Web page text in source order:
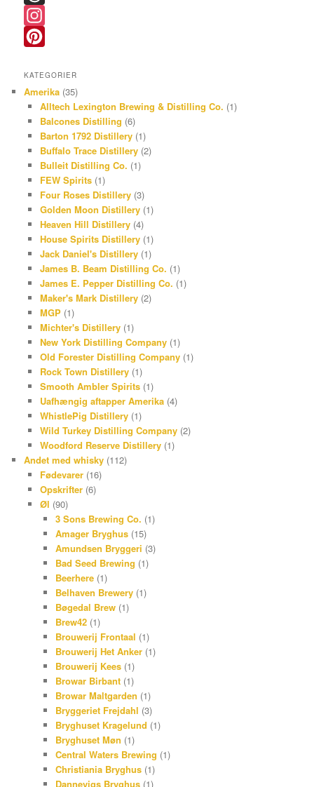
a
c
b
o
T
h
e
d
I
s
a
a
m
i
e
s
KATEGORIER
Amerika (35)
Alltech Lexington Brewing & Distilling Co. (1)
Balcones Distilling (6)
Barton 1792 Distillery(1)
Buffalo Trace Distillery(2)
Bulleit Distilling Co. (1)
FEW Spirits(1)
Four Roses Distillery(3)
Golden Moon Distillery(1)
Heaven Hill Distillery(4)
House Spirits Distillery(1)
Jack Daniel's Distillery(1)
James B. Beam Distilling Co. (1)
James E. Pepper Distilling Co. (1)
Maker's Mark Distillery(2)
MGP(1)
Michter's Distillery(1)
New York Distilling Company(1)
Old Forester Distilling Company(1)
Rock Town Distillery(1)
Smooth Ambler Spirits(1)
Uafhængig aftapper Amerika(4)
WhistlePig Distillery(1)
Wild Turkey Distilling Company(2)
Woodford Reserve Distillery(1)
Andet med whisky (112)
Fødevarer(16)
Opskrifter(6)
Øl (90)
3 Sons Brewing Co. (1)
Amager Bryghus (15)
Amundsen Bryggeri (3)
Bad Seed Brewing (1)
Beerhere (1)
Belhaven Brewery (1)
Bøgedal Brew (1)
Brew42 (1)
Brouwerij Frontaal (1)
Brouwerij Het Anker (1)
Brouwerij Kees (1)
Browar Birbant (1)
Browar Maltgarden (1)
Bryggeriet Frejdahl (3)
Bryghuset Kragelund (1)
Bryghuset Møn (1)
Central Waters Brewing (1)
Christiania Bryghus (1)
Dannevigs Bryghus (1)